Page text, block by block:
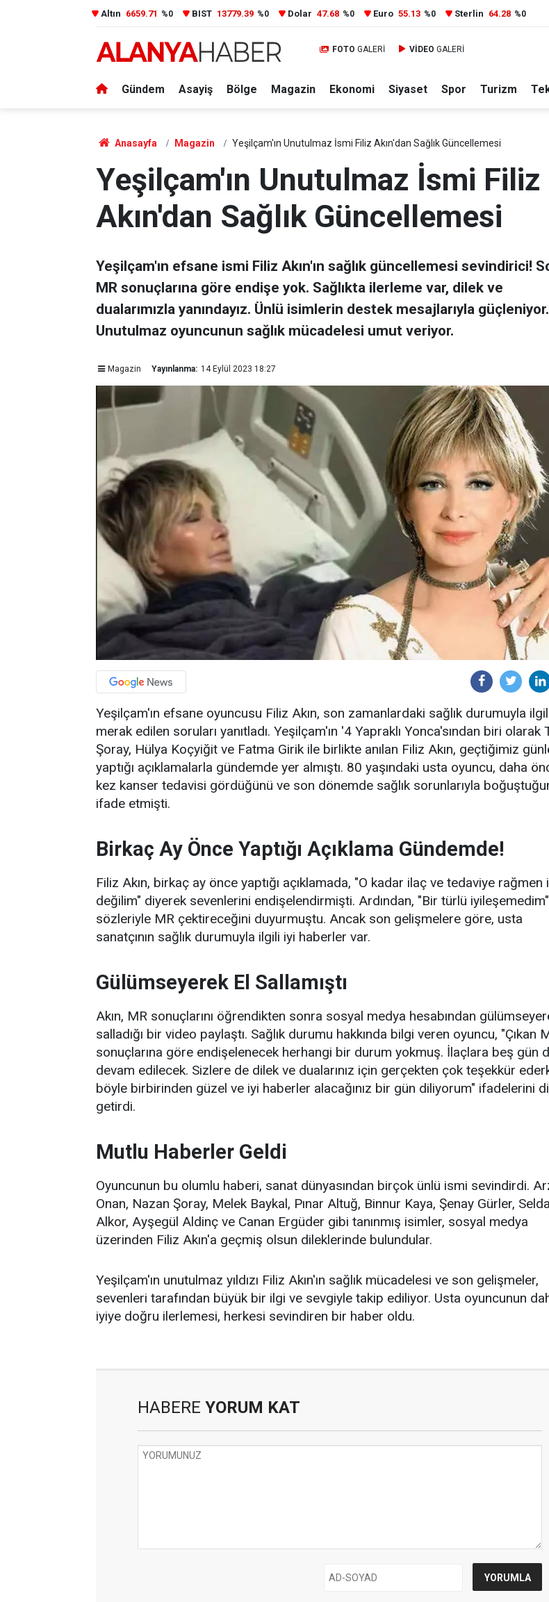
Altın 6659.71 %0 BIST 13779.39 %0 Dolar 47.68 %0 Euro 55.13 %0 Sterlin 64.28 %0
FOTO GALERİ VİDEO GALERİ
Gündem Asayiş Bölge Magazin Ekonomi Siyaset Spor Turizm
Anasayfa Magazin Yeşilçam'ın Unutulmaz İsmi Filiz Akın'dan Sağlık Güncellemesi
Yeşilçam'ın Unutulmaz İsmi Filiz
Akın'dan Sağlık Güncellemesi
Yeşilçam'ın efsane ismi Filiz Akın'ın sağlık güncellemesi sevindirici!
MR sonuçlarına göre endişe yok. Sağlıkta ilerleme var, dilek ve
dualarımızla yanındayız. Ünlü isimlerin destek mesajlarıyla güçleniyor.
Unutulmaz oyuncunun sağlık mücadelesi umut veriyor.
Magazin Yayınlanma: 14 Eylül 2023 18:27
Yeşilçam'ın efsane oyuncusu Filiz Akın, son zamanlardaki sağlık durumuyla
merak edilen soruları yanıtladı. Yeşilçam'ın '4 Yapraklı Yonca'sından biri olarak
Şoray, Hülya Koçyiğit ve Fatma Girik ile birlikte anılan Filiz Akın, geçtiğimiz
yaptığı açıklamalarla gündemde yer almıştı. 80 yaşındaki usta oyuncu, daha
kez kanser tedavisi gördüğünü ve son dönemde sağlık sorunlarıyla
ifade etmişti.
Birkaç Ay Önce Yaptığı Açıklama Gündemde!
Filiz Akın, birkaç ay önce yaptığı açıklamada, "O kadar ilaç ve tedaviye rağmen
değilim" diyerek sevenlerini endişelendirmişti. Ardından, "Bir türlü iyileşemedim"
sözleriyle MR çektireceğini duyurmuştu. Ancak son gelişmelere göre, usta
sanatçının sağlık durumuyla ilgili iyi haberler var.
Gülümseyerek El Sallamıştı
Akın, MR sonuçlarını öğrendikten sonra sosyal medya hesabından
salladığı bir video paylaştı. Sağlık durumu hakkında bilgi veren oyuncu, "Çıkan
sonuçlarına göre endişelenecek herhangi bir durum yokmuş. İlaçlara beş gün
devam edilecek. Sizlere de dilek ve dualarınız için gerçekten çok teşekkür
böyle birbirinden güzel ve iyi haberler alacağınız bir gün diliyorum" ifadelerini
getirdi.
Mutlu Haberler Geldi
Oyuncunun bu olumlu haberi, sanat dünyasından birçok ünlü ismi sevindirdi.
Onan, Nazan Şoray, Melek Baykal, Pınar Altuğ, Binnur Kaya, Şenay Gürler, Selda
Alkor, Ayşegül Aldinç ve Canan Ergüder gibi tanınmış isimler, sosyal medya
üzerinden Filiz Akın'a geçmiş olsun dileklerinde bulundular.
Yeşilçam'ın unutulmaz yıldızı Filiz Akın'ın sağlık mücadelesi ve son gelişmeler,
sevenleri tarafından büyük bir ilgi ve sevgiyle takip ediliyor. Usta oyuncunun
iyiye doğru ilerlemesi, herkesi sevindiren bir haber oldu.
HABERE YORUM KAT